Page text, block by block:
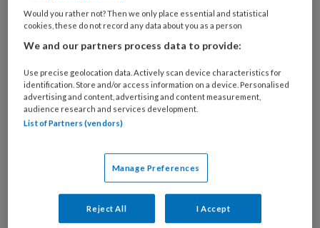
bijzondere werking van Dode Zeezout
en de ingrediënten die ze daaraan
toevoegt.
PREMIUM
Bekijk de mogelijkheden
Would you rather not? Then we only place essential and statistical
cookies, these do not record any data about you as a person
We and our partners process data to provide:
Use precise geolocation data. Actively scan device characteristics for
identification. Store and/or access information on a device. Personalised
advertising and content, advertising and content measurement,
audience research and services development.
List of Partners (vendors)
Manage Preferences
Reject All I Accept